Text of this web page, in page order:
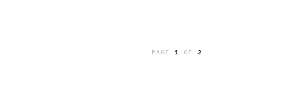
PAGE1 OF 2